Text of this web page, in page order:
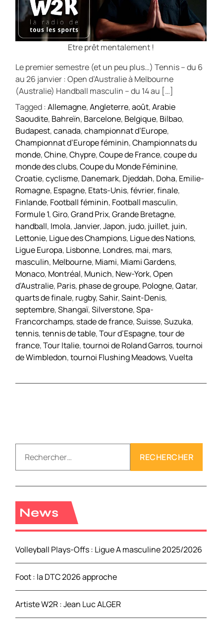
Etre prêt mentalement !
Le premier semestre (et un peu plus…) Tennis – du 6
au 26 janvier : Open d’Australie à Melbourne
(Australie) Handball masculin – du 14 au […]
Tagged :Allemagne,Angleterre,août,Arabie
Saoudite, Bahreïn, Barcelone, Belgique, Bilbao,
Budapest,canada,championnat d’Europe,
Championnat d’Europe féminin,Championnats du
monde,Chine,Chypre,Coupe de France,coupe du
monde des clubs,Coupe du Monde Féminine,
Croatie,cyclisme, Danemark, Djeddah, Doha, Emilie-
Romagne, Espagne, Etats-Unis,février,finale,
Finlande, Football féminin, Football masculin,
Formule 1,Giro,Grand Prix,Grande Bretagne,
handball, Imola,Janvier,Japon, judo, juillet, juin,
Lettonie, Ligue des Champions, Ligue des Nations,
Ligue Europa, Lisbonne, Londres, mai, mars,
masculin, Melbourne, Miami, Miami Gardens,
Monaco, Montréal, Munich, New-York,Open
d’Australie, Paris, phase de groupe, Pologne,Qatar,
quarts de finale, rugby,Sahir,Saint-Denis,
septembre,Shangaï,Silverstone,Spa-
Francorchamps, stade de france,Suisse,Suzuka,
tennis,tennis de table,Tour d’Espagne,tour de
france,Tour Italie,tournoi de Roland Garros,tournoi
de Wimbledon,tournoi Flushing Meadows,Vuelta
c
h
h
e
:
News
Volleyball Plays-Offs : Ligue A masculine 2025/2026
Foot : la DTC 2026 approche
Artiste W2R : Jean Luc ALGER